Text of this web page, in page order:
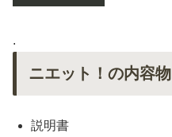
.
ニエット！の内容物
説明書